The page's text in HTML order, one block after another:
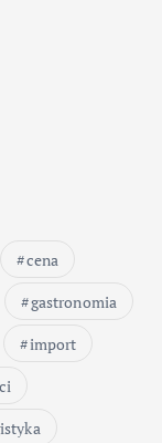
cena
gastronomia
import